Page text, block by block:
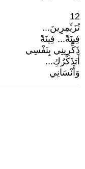
12
تُزَيِّمِرِينَ...
فِينَةً... فِينَةً
ذَكِّرِينِي بِنَفْسِي
أَتَذَكَّرُكِ...
وَأَنْسَانِي